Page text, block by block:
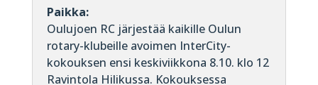
Paikka:
Oulujoen RC järjestää kaikille Oulun
rotary-klubeille avoimen InterCity-
kokouksen ensi keskiviikkona 8.10. klo 12
Ravintola Hilikussa. Kokouksessa